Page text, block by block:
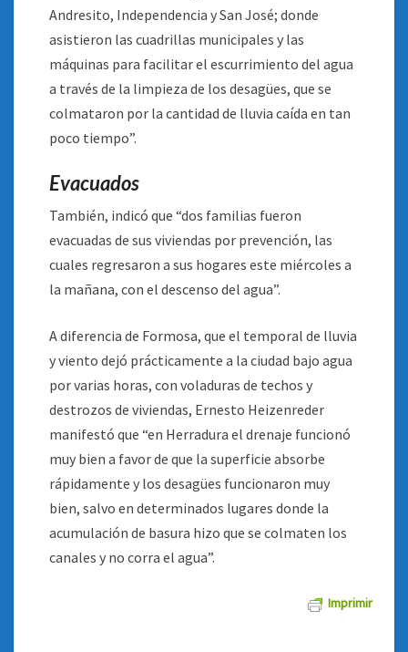
Andresito, Independencia y San José; donde
asistieron las cuadrillas municipales y las
máquinas para facilitar el escurrimiento del agua
a través de la limpieza de los desagües, que se
colmataron por la cantidad de lluvia caída en tan
poco tiempo”.
Evacuados
También, indicó que “dos familias fueron
evacuadas de sus viviendas por prevención, las
cuales regresaron a sus hogares este miércoles a
la mañana, con el descenso del agua”.
A diferencia de Formosa, que el temporal de lluvia
y viento dejó prácticamente a la ciudad bajo agua
por varias horas, con voladuras de techos y
destrozos de viviendas, Ernesto Heizenreder
manifestó que “en Herradura el drenaje funcionó
muy bien a favor de que la superficie absorbe
rápidamente y los desagües funcionaron muy
bien, salvo en determinados lugares donde la
acumulación de basura hizo que se colmaten los
canales y no corra el agua”.
Imprimir